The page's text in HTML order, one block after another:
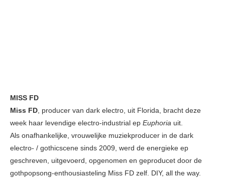
MISS FD
Miss FD , producer van dark electro, uit Florida, bracht deze
week haar levendige electro-industrial ep Euphoria uit.
Als onafhankelijke, vrouwelijke muziekproducer in de dark
electro- / gothicscene sinds 2009, werd de energieke ep
geschreven, uitgevoerd, opgenomen en geproducet door de
gothpopsong-enthousiasteling Miss FD zelf. DIY, all the way.